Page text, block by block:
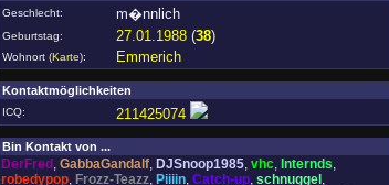
Geschlecht: m�nnlich
Geburtstag: 27.01.1988 (38)
Wohnort (Karte): Emmerich
Kontaktmöglichkeiten
ICQ: 211425074
Bin Kontakt von ...
DerFred , GabbaGandalf, DJSnoop1985, vhc, Internds,
robedypop, Frozz-Teazz, Piiiin, Catch-up, schnuggel ,